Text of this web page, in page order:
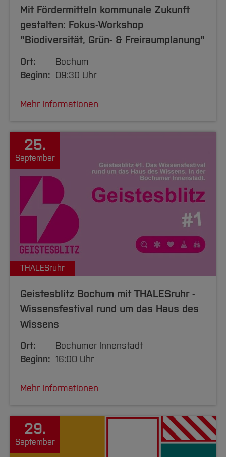
Mit Fördermitteln kommunale Zukunft
gestalten: Fokus-Workshop
"Biodiversität, Grün- & Freiraumplanung"
Ort:
Bochum
Beginn: 09:30 Uhr
Mehr Informationen
THALESruhr
25.
September
Geistesblitz Bochum mit THALESruhr -
Wissensfestival rund um das Haus des
Wissens
Ort:
Bochumer Innenstadt
Beginn: 16:00 Uhr
Mehr Informationen
29.
September